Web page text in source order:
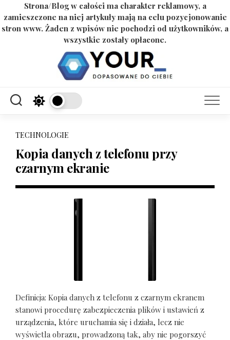
Strona/Blog w całości ma charakter reklamowy, a
zamieszczone na niej artykuły mają na celu pozycjonowanie
stron www. Żaden z wpisów nie pochodzi od użytkowników, a
wszystkie zostały opłacone.
TECHNOLOGIE
Kopia danych z telefonu przy
czarnym ekranie
Definicja: Kopia danych z telefonu z czarnym ekranem
stanowi procedurę zabezpieczenia plików i ustawień z
urządzenia, które uruchamia się i działa, lecz nie
wyświetla obrazu, prowadzoną tak, aby nie pogorszyć